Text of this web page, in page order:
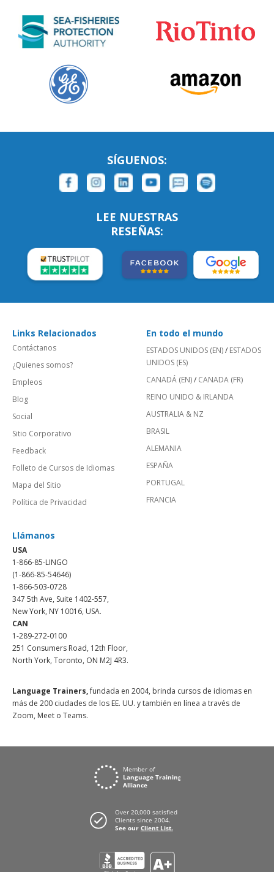
SÍGUENOS:
LEE NUESTRAS
RESEÑAS:
Links Relacionados
Contáctanos
¿Quienes somos?
Empleos
Blog
Social
Sitio Corporativo
Feedback
Folleto de Cursos de Idiomas
Mapa del Sitio
Política de Privacidad
En todo el mundo
ESTADOS UNIDOS (EN)/ ESTADOS
UNIDOS (ES)
CANADÁ (EN)/ CANADA (FR)
REINO UNIDO & IRLANDA
AUSTRALIA & NZ
BRASIL
ALEMANIA
ESPAÑA
PORTUGAL
FRANCIA
Llámanos
USA
1-866-85-LINGO
(1-866-85-54646)
1-866-503-0728
347 5th Ave, Suite 1402-557,
New York, NY 10016, USA.
CAN
1-289-272-0100
251 Consumers Road, 12th Floor,
North York, Toronto, ON M2J 4R3.
Language Trainers,fundada en 2004, brinda cursos de idiomas en
más de 200 ciudades de los EE. UU. y también en línea a través de
Zoom, Meet o Teams.